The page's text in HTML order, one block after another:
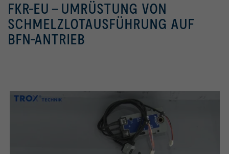
FKR-EU – UMRÜSTUNG VON
SCHMELZLOTAUSFÜHRUNG AUF
BFN-ANTRIEB